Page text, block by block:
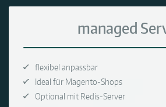
managed
flexibel anpassbar
Ideal für Magento-Shops
Optional mit Redis-Server